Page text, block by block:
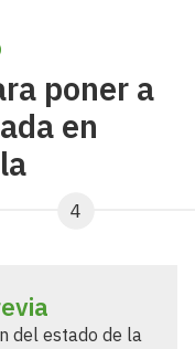
poner a
en
4
Tras el análisis,